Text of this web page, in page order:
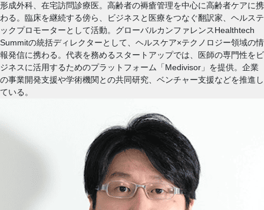
形成外科、在宅訪問診療医。高齢者の褥瘡管理を中心に高齢者ケアに携
わる。臨床を継続する傍ら、ビジネスと医療をつなぐ翻訳家、ヘルステ
ックプロモーターとして活動。グローバルカンファレンスHealthtech
Summitの統括ディレクターとして、ヘルスケア×テクノロジー領域の情
報発信に携わる。代表を務めるスタートアップでは、医師の専門性をビ
ジネスに活用するためのプラットフォーム「Medivisor」を提供。企業
の事業開発支援や学術機関との共同研究、ベンチャー支援などを推進し
ている。